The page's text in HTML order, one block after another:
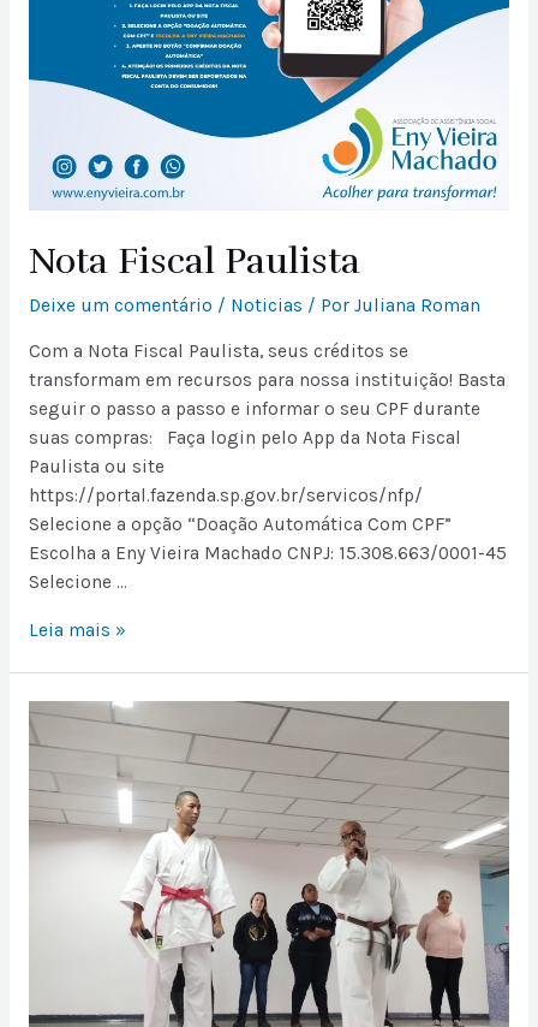
Nota Fiscal Paulista
Deixe um comentário / Noticias / Por Juliana Roman
Com a Nota Fiscal Paulista, seus créditos se
transformam em recursos para nossa instituição! Basta
seguir o passo a passo e informar o seu CPF durante
suas compras: Faça login pelo App da Nota Fiscal
Paulista ou site
https://portal.fazenda.sp.gov.br/servicos/nfp/
Selecione a opção “Doação Automática Com CPF”
Escolha a Eny Vieira Machado CNPJ: 15.308.663/0001-45
Selecione …
Leia mais »